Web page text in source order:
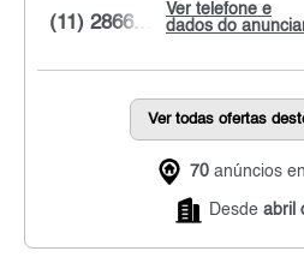
Ver telefone e
dados do
(11) 2866...
Ver todas ofertas
70 anúncios
Desde abril